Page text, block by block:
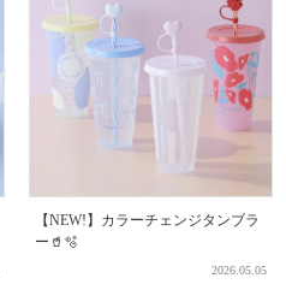
【NEW!】カラーチェンジタンブラ
ー🥤🫧
2026.05.05